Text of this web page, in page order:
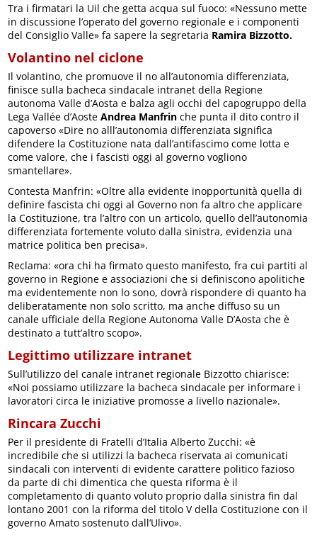
Tra i firmatari la Uil che getta acqua sul fuoco: «Nessuno mette
in discussione l’operato del governo regionale e i componenti
del Consiglio Valle» fa sapere la segretaria Ramira Bizzotto.
Volantino nel ciclone
Il volantino, che promuove il no all’autonomia differenziata,
finisce sulla bacheca sindacale intranet della Regione
autonoma Valle d’Aosta e balza agli occhi del capogruppo della
Lega Vallée d’AosteAndrea Manfrin che punta il dito contro il
capoverso «Dire no alll’autonomia differenziata significa
difendere la Costituzione nata dall’antifascimo come lotta e
come valore, che i fascisti oggi al governo vogliono
smantellare».
Contesta Manfrin: «Oltre alla evidente inopportunità quella di
definire fascista chi oggi al Governo non fa altro che applicare
la Costituzione, tra l’altro con un articolo, quello dell’autonomia
differenziata fortemente voluto dalla sinistra, evidenzia una
matrice politica ben precisa».
Reclama: «ora chi ha firmato questo manifesto, fra cui partiti al
governo in Regione e associazioni che si definiscono apolitiche
ma evidentemente non lo sono, dovrà rispondere di quanto ha
deliberatamente non solo scritto, ma anche diffuso su un
canale ufficiale della Regione Autonoma Valle D’Aosta che è
destinato a tutt’altro scopo».
Legittimo utilizzare intranet
Sull’utilizzo del canale intranet regionale Bizzotto chiarisce:
«Noi possiamo utilizzare la bacheca sindacale per informare i
lavoratori circa le iniziative promosse a livello nazionale».
Rincara Zucchi
Per il presidente di Fratelli d’Italia Alberto Zucchi: «è
incredibile che si utilizzi la bacheca riservata ai comunicati
sindacali con interventi di evidente carattere politico fazioso
da parte di chi dimentica che questa riforma è il
completamento di quanto voluto proprio dalla sinistra fin dal
lontano 2001 con la riforma del titolo V della Costituzione con il
governo Amato sostenuto dall’Ulivo».